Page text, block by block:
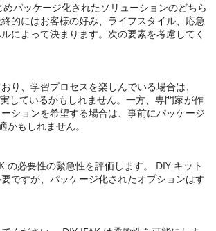
めパッケージ化されたソリューションのどちら
的にはお客様の好み、ライフスタイル、応急
によって決まります。次の要素を考慮してく
り、学習プロセスを楽しんでいる場合は、
しているかもしれません。一方、専門家が作
ションを希望する場合は、事前にパッケージ
かもしれません。
の必要性の緊急性を評価します。 DIY キット
ですが、パッケージ化されたオプションはす